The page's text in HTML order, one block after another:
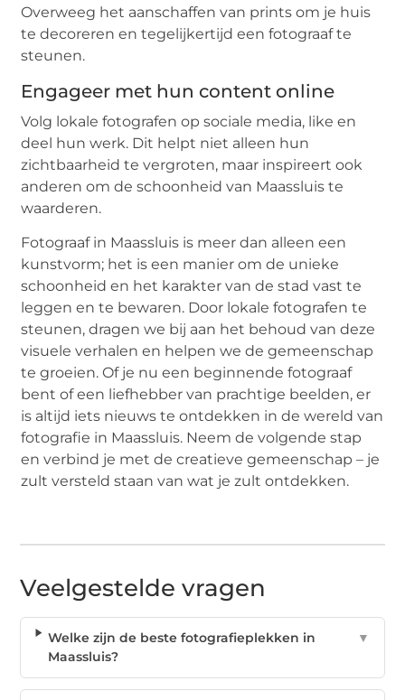
Overweeg het aanschaffen van prints om je huis
te decoreren en tegelijkertijd een fotograaf te
steunen.
Engageer met hun content online
Volg lokale fotografen op sociale media, like en
deel hun werk. Dit helpt niet alleen hun
zichtbaarheid te vergroten, maar inspireert ook
anderen om de schoonheid van Maassluis te
waarderen.
Fotograaf in Maassluis is meer dan alleen een
kunstvorm; het is een manier om de unieke
schoonheid en het karakter van de stad vast te
leggen en te bewaren. Door lokale fotografen te
steunen, dragen we bij aan het behoud van deze
visuele verhalen en helpen we de gemeenschap
te groeien. Of je nu een beginnende fotograaf
bent of een liefhebber van prachtige beelden, er
is altijd iets nieuws te ontdekken in de wereld van
fotografie in Maassluis. Neem de volgende stap
en verbind je met de creatieve gemeenschap – je
zult versteld staan van wat je zult ontdekken.
Veelgestelde vragen
Welke zijn de beste fotografieplekken in
Maassluis?
▼